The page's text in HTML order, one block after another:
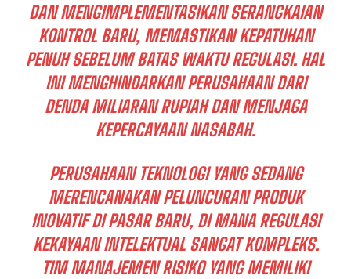
DAN MENGIMPLEMENTASIKAN SERANGKAIAN
KONTROL BARU, MEMASTIKAN KEPATUHAN
PENUH SEBELUM BATAS WAKTU REGULASI. HAL
INI MENGHINDARKAN PERUSAHAAN DARI
DENDA MILIARAN RUPIAH DAN MENJAGA
KEPERCAYAAN NASABAH.
PERUSAHAAN TEKNOLOGI YANG SEDANG
MERENCANAKAN PELUNCURAN PRODUK
INOVATIF DI PASAR BARU, DI MANA REGULASI
KEKAYAAN INTELEKTUAL SANGAT KOMPLEKS.
TIM MANAJEMEN RISIKO YANG MEMILIKI